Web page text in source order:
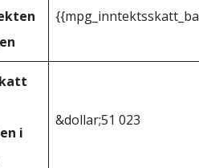
i
&dollar;51 023